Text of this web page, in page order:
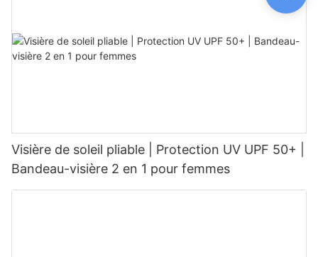
Visière de soleil pliable | Protection UV UPF 50+ |
Bandeau-visière 2 en 1 pour femmes